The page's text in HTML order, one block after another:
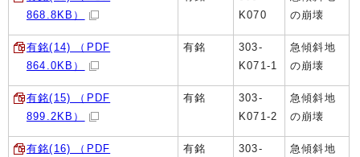
868.8KB）
K070
の崩壊
有銘(14) （PDF
864.0KB）
有銘
303-
K071-1
急傾斜地
の崩壊
有銘(15) （PDF
899.2KB）
有銘
303-
K071-2
急傾斜地
の崩壊
有銘(16) （PDF
有銘
303-
急傾斜地